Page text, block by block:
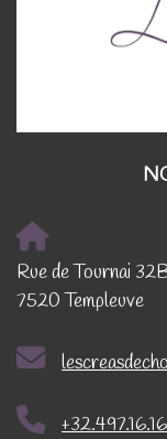
Rue de Tournai
7520 Templeuve